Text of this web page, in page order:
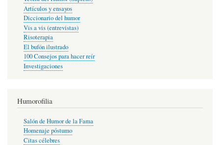
Artículos y ensayos
Diccionario del humor
Vis a vis (entrevistas)
Risoterapia
El bufón ilustrado
100 Consejos para hacer reír
Investigaciones
Humorofilia
Salón de Humor de la Fama
Homenaje póstumo
Citas célebres